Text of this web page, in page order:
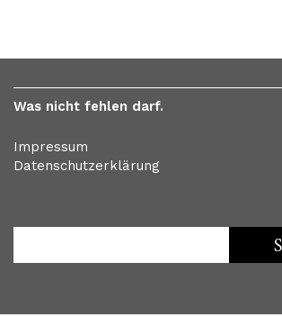
Was nicht fehlen darf.
Impressum
Datenschutzerklärung